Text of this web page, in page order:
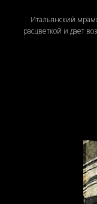
Итальянский
расцветкой и дает